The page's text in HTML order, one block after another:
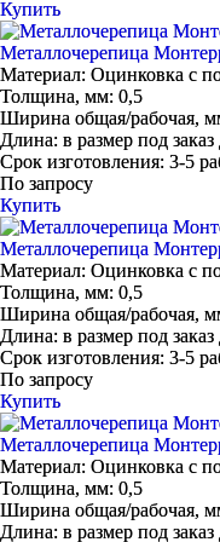
Купить
Металлочерепица
Материал: Оцинковка с
Толщина, мм: 0,5
Ширина общая/рабочая,
Длина: в размер под
Срок изготовления: 3-5
По запросу
Купить
Металлочерепица
Материал: Оцинковка с
Толщина, мм: 0,5
Ширина общая/рабочая,
Длина: в размер под
Срок изготовления: 3-5
По запросу
Купить
Металлочерепица
Материал: Оцинковка с
Толщина, мм: 0,5
Ширина общая/рабочая,
Длина: в размер под